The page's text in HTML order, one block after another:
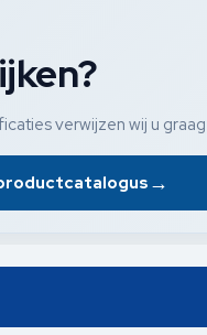
verwijzen wij u
→